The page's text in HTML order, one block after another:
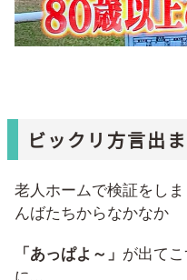
ビックリ方言出
老人ホームで検証をし
んばたちからなかなか
「あっぱよ～」 が出て